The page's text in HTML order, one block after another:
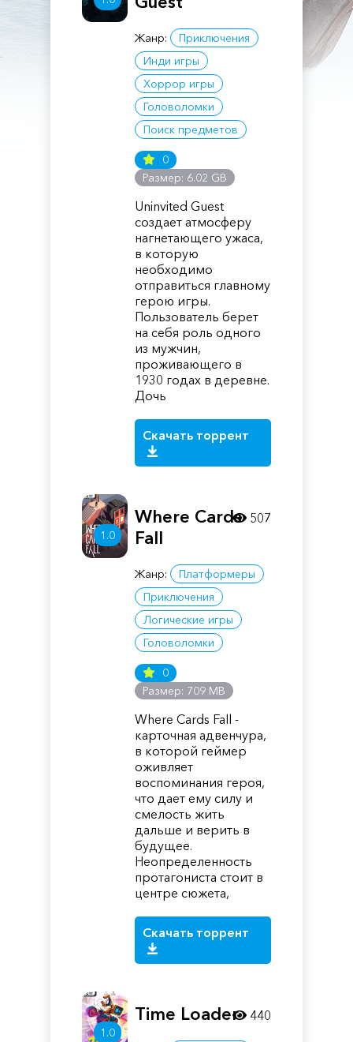
Жанр:
Приключения
Инди игры
Хоррор игры
Головоломки
Поиск предметов
0
Размер: 6.02 GB
Uninvited Guest
создает атмосферу
нагнетающего ужаса,
в которую
необходимо
отправиться главному
герою игры.
Пользователь берет
на себя роль одного
из мужчин,
проживающего в
1930 годах в деревне.
Дочь
Скачать торрент
1.0
Where Cards
Fall
Жанр:
Платформеры
Приключения
Логические игры
Головоломки
0
Размер: 709 MB
Where Cards Fall -
карточная адвенчура,
в которой геймер
оживляет
воспоминания героя,
что дает ему силу и
смелость жить
дальше и верить в
будущее.
Неопределенность
протагониста стоит в
центре сюжета,
Скачать торрент
507
1.0
Time Loader 440